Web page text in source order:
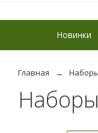
Новинки
Главная